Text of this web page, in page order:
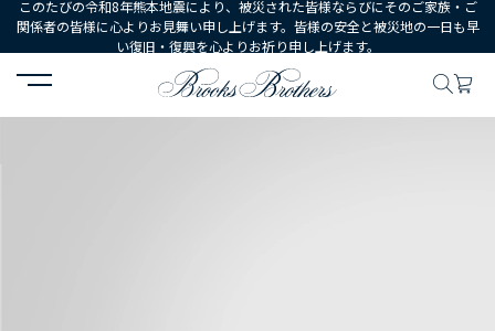
このたびの令和8年熊本地震により、被災された皆様ならびにそのご家族・ご
関係者の皆様に心よりお見舞い申し上げます。皆様の安全と被災地の一日も早
い復旧・復興を心よりお祈り申し上げます。
HOME シューズ・アクセサリー ベルト・サスペンダー カ